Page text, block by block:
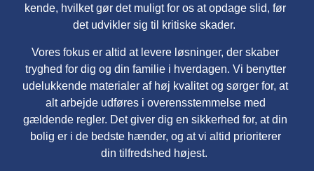
kende, hvilket gør det muligt for os at opdage slid, før
det udvikler sig til kritiske skader.
Vores fokus er altid at levere løsninger, der skaber
tryghed for dig og din familie i hverdagen. Vi benytter
udelukkende materialer af høj kvalitet og sørger for, at
alt arbejde udføres i overensstemmelse med
gældende regler. Det giver dig en sikkerhed for, at din
bolig er i de bedste hænder, og at vi altid prioriterer
din tilfredshed højest.